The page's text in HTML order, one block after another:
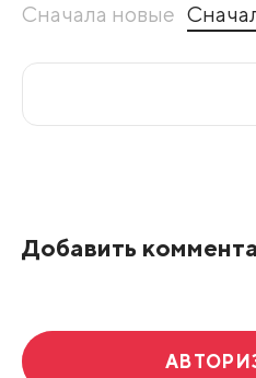
Сначала новые
Добавить